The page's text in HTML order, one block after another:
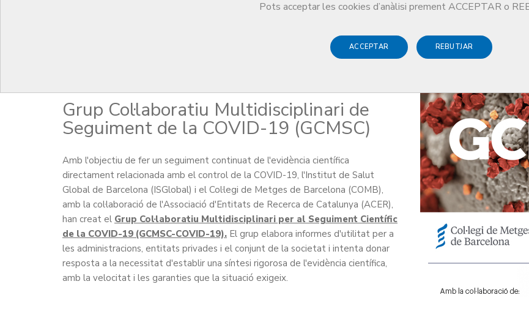
Pots acceptar les cookies d’anàlisi prement ACCEPTAR o
ACCEPTAR REBUTJAR
Grup Col·laboratiu Multidisciplinari de
Seguiment de la COVID-19 (GCMSC)
Amb l'objectiu de fer un seguiment continuat de l'evidència científica
directament relacionada amb el control de la COVID-19, l'Institut de Salut
Global de Barcelona (ISGlobal) i el Col·legi de Metges de Barcelona (COMB),
amb la col·laboració de l'Associació d'Entitats de Recerca de Catalunya (ACER),
han creat el Grup Col·laboratiu Multidisciplinari per al Seguiment Científic
de la COVID-19 (GCMSC-COVID-19). El grup elabora informes d'utilitat per a
les administracions, entitats privades i el conjunt de la societat i intenta donar
resposta a la necessitat d'establir una síntesi rigorosa de l'evidència científica,
amb la velocitat i les garanties que la situació exigeix.